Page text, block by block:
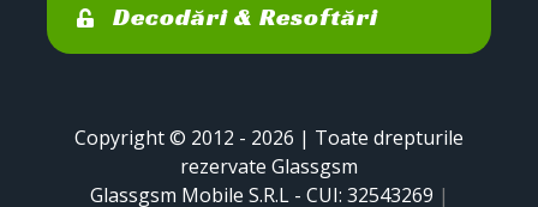
Decodări & Resoftări
Copyright © 2012 - 2026 | Toate drepturile
rezervate Glassgsm
Glassgsm Mobile S.R.L - CUI: 32543269 |